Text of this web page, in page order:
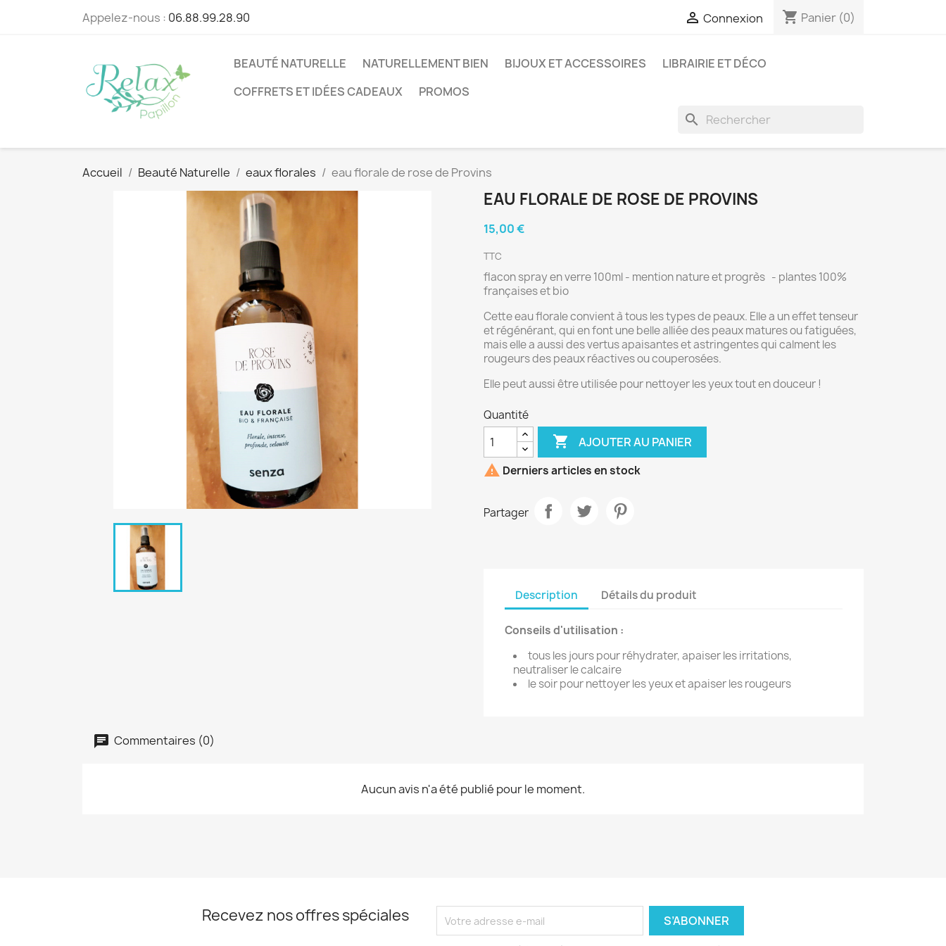
Appelez-nous : 06.88.99.28.90  Connexion shopping_cart Panier (0)
BEAUTÉ NATURELLE NATURELLEMENT BIEN BIJOUX ET ACCESSOIRES
LIBRAIRIE ET DÉCO
COFFRETS ET IDÉES CADEAUX
PROMOS
search
Accueil Beauté Naturelle eaux florales eau florale de rose de Provins
EAU FLORALE DE ROSE DE PROVINS
15,00 €
TTC
flacon spray en verre 100ml - mention nature et progrès - plantes 100%
françaises et bio
Cette eau florale convient à tous les types de peaux. Elle a un effet tenseur
et régénérant, qui en font une belle alliée des peaux matures ou fatiguées,
mais elle a aussi des vertus apaisantes et astringentes qui calment les
rougeurs des peaux réactives ou couperosées.
Elle peut aussi être utilisée pour nettoyer les yeux tout en douceur !
Quantité
 AJOUTER AU PANIER
 Derniers articles en stock
Partager
Description Détails du produit
Conseils d'utilisation :
tous les jours pour réhydrater, apaiser les irritations,
neutraliser le calcaire
le soir pour nettoyer les yeux et apaiser les rougeurs
Commentaires (0)
Aucun avis n'a été publié pour le moment.
Recevez nos offres spéciales